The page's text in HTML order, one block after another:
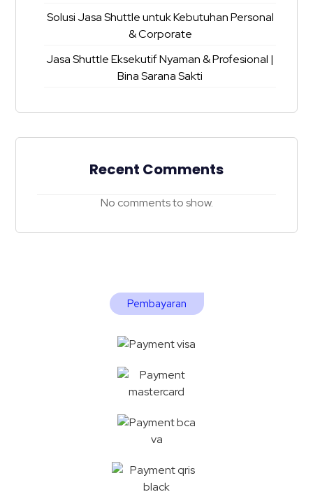
Solusi Jasa Shuttle untuk Kebutuhan Personal
& Corporate
Jasa Shuttle Eksekutif Nyaman & Profesional |
Bina Sarana Sakti
Recent Comments
No comments to show.
Pembayaran